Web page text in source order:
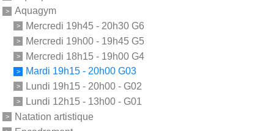
Aquagym
Mercredi 19h45 - 20h30 G6
Mercredi 19h00 - 19h45 G5
Mercredi 18h15 - 19h00 G4
Mardi 19h15 - 20h00 G03
Lundi 19h15 - 20h00 - G02
Lundi 12h15 - 13h00 - G01
Natation artistique